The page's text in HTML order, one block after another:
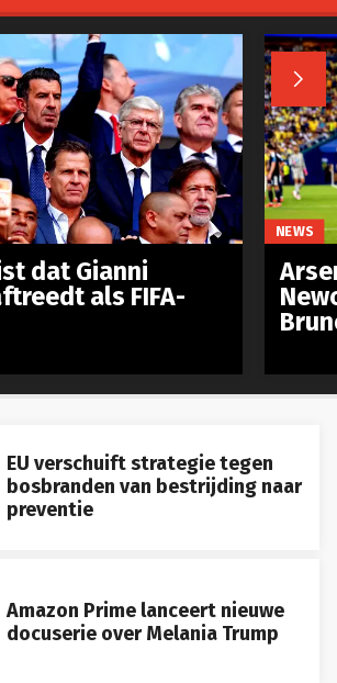
EU verschuift strategie tegen
bosbranden van bestrijding naar
preventie
Amazon Prime lanceert nieuwe
docuserie over Melania Trump

dat Gianni
als FIFA-
NEWS